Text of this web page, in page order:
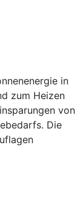
in
zum Heizen
von
Die